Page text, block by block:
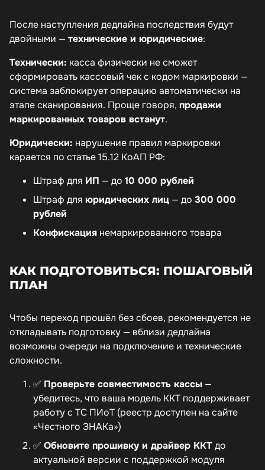
После наступления дедлайна последствия будут
двойными — технические и юридические:
Технически: касса физически не сможет
сформировать кассовый чек с кодом маркировки —
система заблокирует операцию автоматически на
этапе сканирования. Проще говоря, продажи
маркированных товаров встанут.
Юридически: нарушение правил маркировки
карается по статье 15.12 КоАП РФ:
Штраф для ИП — до 10 000 рублей
Штраф для юридических лиц — до 300 000
рублей
Конфискация немаркированного товара
КАК ПОДГОТОВИТЬСЯ: ПОШАГОВЫЙ
ПЛАН
Чтобы переход прошёл без сбоев, рекомендуется не
откладывать подготовку — вблизи дедлайна
возможны очереди на подключение и технические
сложности.
✅ Проверьте совместимость кассы —
убедитесь, что ваша модель ККТ поддерживает
работу с ТС ПИоТ (реестр доступен на сайте
«Честного ЗНАКа»)
✅ Обновите прошивку и драйвер ККТдо
актуальной версии с поддержкой модуля